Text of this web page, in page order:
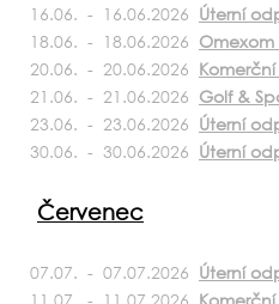
16.06. - 16.06.2026 Úterní
18.06. - 18.06.2026
20.06. - 20.06.2026
21.06. - 21.06.2026 Golf &
23.06. - 23.06.2026 Úterní
30.06. - 30.06.2026 Úterní
Červenec
07.07. - 07.07.2026 Úterní